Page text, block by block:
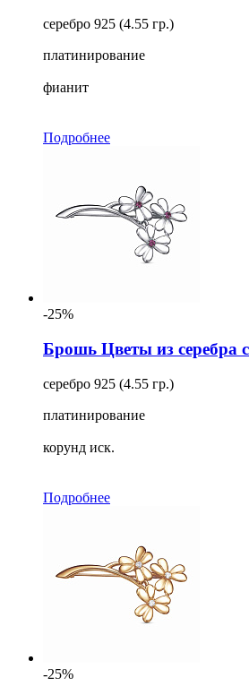
серебро 925 (4.55 гр.)
платинирование
фианит
Подробнее
-25%
Брошь Цветы из серебра
серебро 925 (4.55 гр.)
платинирование
корунд иск.
Подробнее
-25%